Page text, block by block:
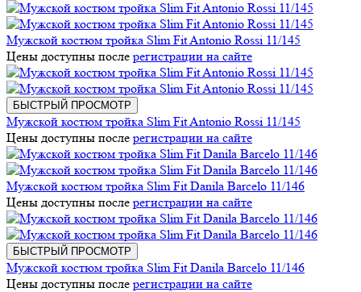
Мужской костюм тройка Slim Fit Antonio Rossi 11/145
Цены доступны после регистрации на сайте
БЫСТРЫЙ ПРОСМОТР
Мужской костюм тройка Slim Fit Antonio Rossi 11/145
Цены доступны после регистрации на сайте
Мужской костюм тройка Slim Fit Danila Barcelo 11/146
Цены доступны после регистрации на сайте
БЫСТРЫЙ ПРОСМОТР
Мужской костюм тройка Slim Fit Danila Barcelo 11/146
Цены доступны после регистрации на сайте